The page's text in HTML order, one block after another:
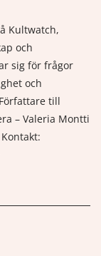
Kultwatch,
och
sig för frågor
och
till
– Valeria Montti